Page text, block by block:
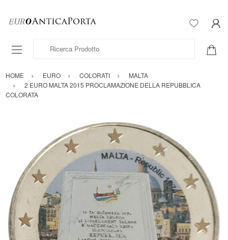
Ricerca Prodotto
HOME EURO COLORATI
MALTA
2 EURO MALTA 2015 PROCLAMAZIONE DELLA REPUBBLICA
COLORATA